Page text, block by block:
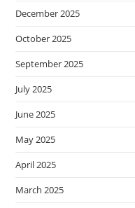
December 2025
October 2025
September 2025
July 2025
June 2025
May 2025
April 2025
March 2025